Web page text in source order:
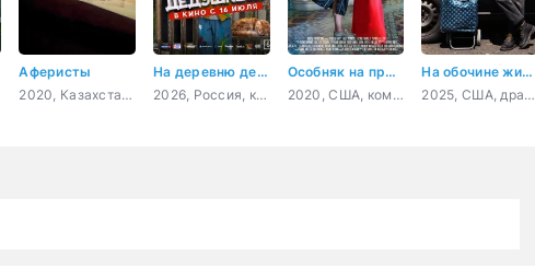
Аферисты
2020, Казахстан, драма, криминал
На деревню дедушке 2
2026, Россия, комедия, семейный
Особняк на прокат
2020, США, комедия
На обочине жизни
2025, США, драма